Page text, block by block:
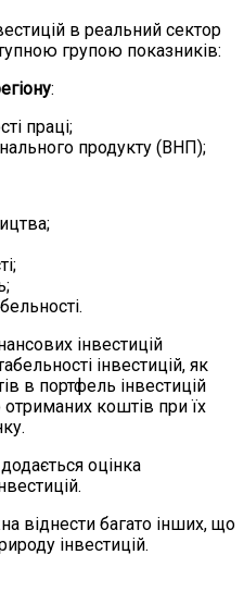
в реальний сектор
групою показників:
:
праці;
продукту (ВНП);
інвестицій
інвестицій, як
в портфель інвестицій
коштів при їх
оцінка
віднести багато інших, що
інвестицій.